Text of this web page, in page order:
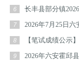
6 长丰县部分镇
7 2026年7月25日六
8 【笔试成绩公示
9 2026年六安霍邱